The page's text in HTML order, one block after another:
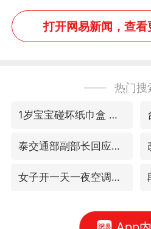
可以不要把我遣返回国”
打开网易新闻，查
热门搜
1岁宝宝碰坏纸巾盒 宝妈被索赔924元
泰交通部副部长回应中国人遭歧视手势
女子开一天一夜空调后二氧化碳中毒